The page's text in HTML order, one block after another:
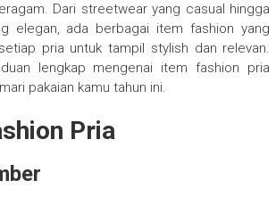
Dari streetwear yang casual hingga
elegan, ada berbagai item fashion yang
pria untuk tampil stylish dan relevan.
lengkap mengenai item fashion pria
pakaian kamu tahun ini.
Pria